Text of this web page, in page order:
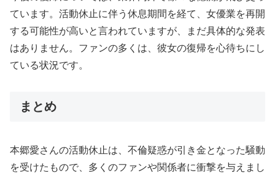
ています。活動休止に伴う休息期間を経て、女優業を再開
する可能性が高いと言われていますが、まだ具体的な発表
はありません。ファンの多くは、彼女の復帰を心待ちにし
ている状況です。
まとめ
本郷愛さんの活動休止は、不倫疑惑が引き金となった騒動
を受けたもので、多くのファンや関係者に衝撃を与えまし